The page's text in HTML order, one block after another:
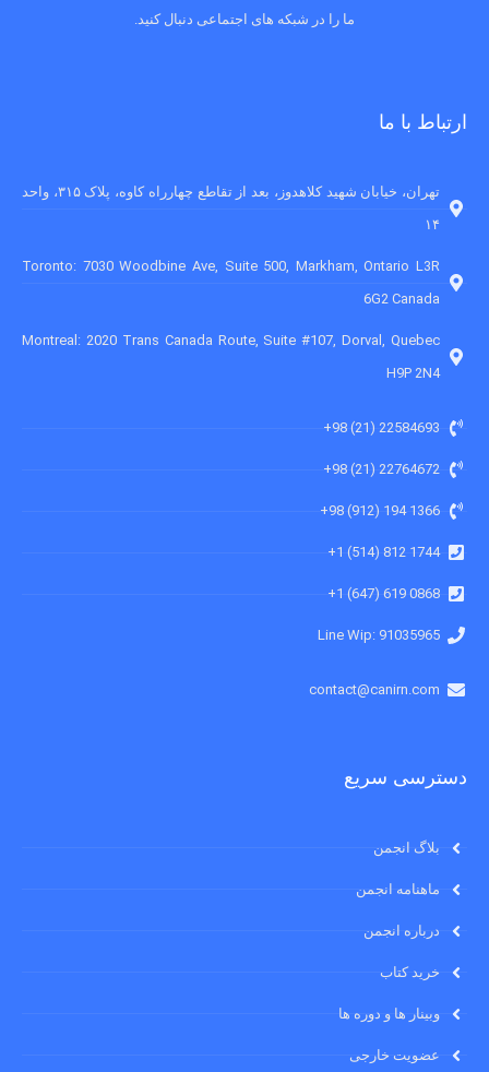
ما را در شبکه های اجتماعی دنبال کنید.
ارتباط با ما
تهران، خیابان شهید کلاهدوز، بعد از تقاطع چهارراه کاوه، پلاک ۳۱۵، واحد
۱۴
Toronto: 7030 Woodbine Ave, Suite 500, Markham, Ontario L3R
6G2 Canada
Montreal: 2020 Trans Canada Route, Suite #107, Dorval, Quebec
H9P 2N4
22584693 (21) 98+
22764672 (21) 98+
1366 194 (912) 98+
1744 812 (514) 1+
0868 619 (647) 1+
91035965 :Line Wip
contact@canirn.com
دسترسی سریع
بلاگ انجمن
ماهنامه انجمن
درباره انجمن
خرید کتاب
وبینار ها و دوره ها
عضویت خارجی